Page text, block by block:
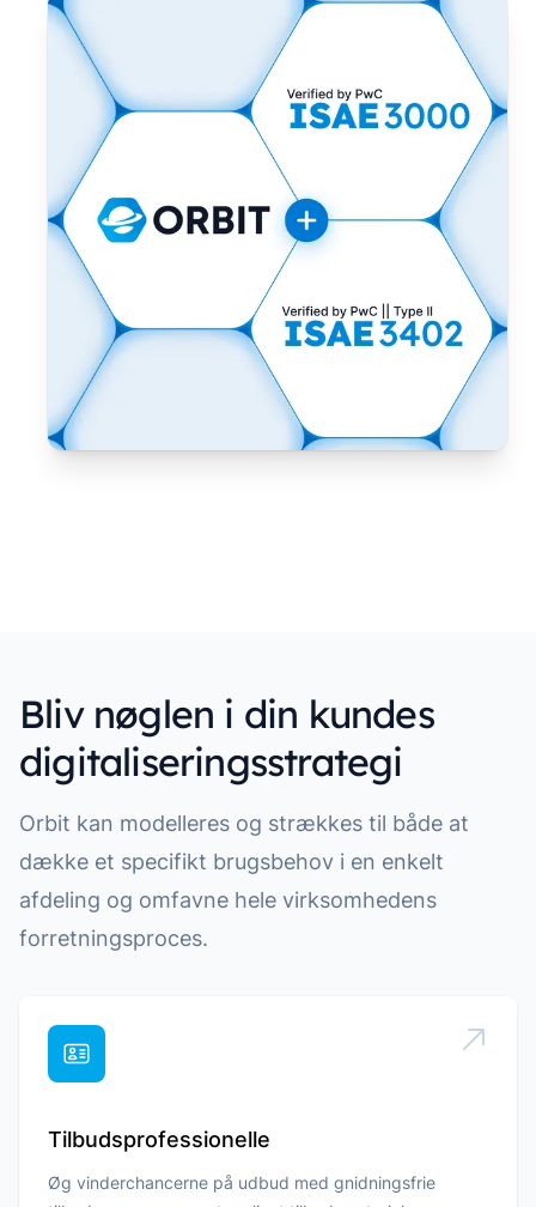
Bliv nøglen i din kundes
digitaliseringsstrategi
Orbit kan modelleres og strækkes til både at
dække et specifikt brugsbehov i en enkelt
afdeling og omfavne hele virksomhedens
forretningsproces.
Tilbudsprofessionelle
Øg vinderchancerne på udbud med gnidningsfrie